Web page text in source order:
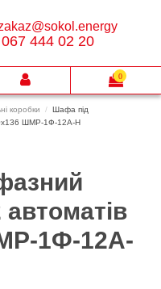
коробки
Шафа під
ШМР-1Ф-12А-Н
1Ф-12А-
067 444 02 20
0